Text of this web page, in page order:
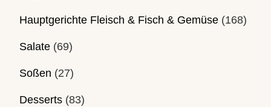
Hauptgerichte Fleisch & Fisch & Gemüse (168)
Salate (69)
Soßen (27)
Desserts (83)